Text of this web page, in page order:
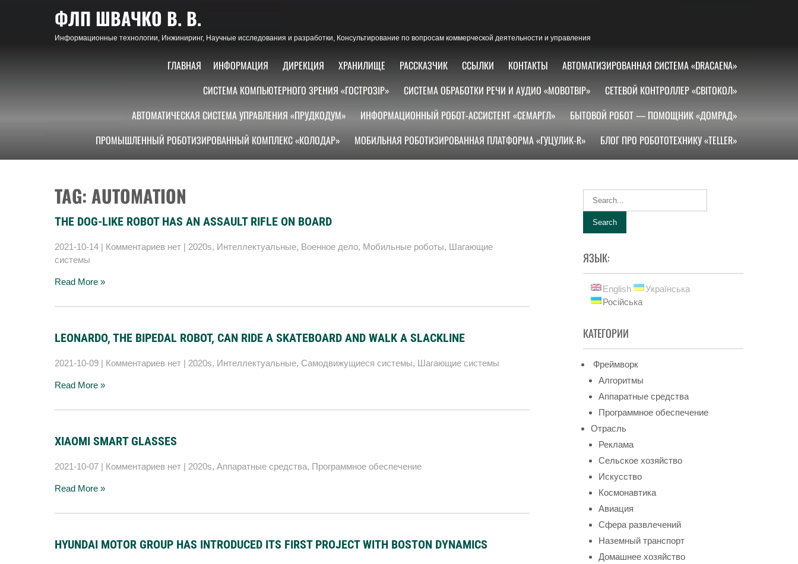
ФЛП ШВАЧКО В. В.
Информационные технологии, Инжиниринг, Научные исследования и разработки, Консультирование по вопросам коммерческой деятельности и управления
ГЛАВНАЯ ИНФОРМАЦИЯ ДИРЕКЦИЯ ХРАНИЛИЩЕ РАССКАЗЧИК ССЫЛКИ КОНТАКТЫ
АВТОМАТИЗИРОВАННАЯ СИСТЕМА «DRACAENA»
СИСТЕМА КОМПЬЮТЕРНОГО ЗРЕНИЯ «ГОСТРОЗІР»
СИСТЕМА ОБРАБОТКИ РЕЧИ И АУДИО «МОВОТВІР»
СЕТЕВОЙ КОНТРОЛЛЕР «СВІТОКОЛ»
АВТОМАТИЧЕСКАЯ СИСТЕМА УПРАВЛЕНИЯ «ПРУДКОДУМ»
ИНФОРМАЦИОННЫЙ РОБОТ-АССИСТЕНТ «СЕМАРГЛ»
БЫТОВОЙ РОБОТ — ПОМОЩНИК «ДОМРАД»
ПРОМЫШЛЕННЫЙ РОБОТИЗИРОВАННЫЙ КОМПЛЕКС «КОЛОДАР»
МОБИЛЬНАЯ РОБОТИЗИРОВАННАЯ ПЛАТФОРМА «ГУЦУЛИК-R» БЛОГ ПРО РОБОТОТЕХНИКУ «TELLER»
TAG: AUTOMATION
THE DOG-LIKE ROBOT HAS AN ASSAULT RIFLE ON BOARD
2021-10-14 | Комментариев нет | 2020s, Интеллектуальные, Военное дело, Мобильные роботы, Шагающие
системы
Read More »
LEONARDO, THE BIPEDAL ROBOT, CAN RIDE A SKATEBOARD AND WALK A SLACKLINE
2021-10-09 | Комментариев нет | 2020s, Интеллектуальные, Самодвижущиеся системы, Шагающие системы
Read More »
XIAOMI SMART GLASSES
2021-10-07 | Комментариев нет | 2020s, Аппаратные средства, Программное обеспечение
Read More »
HYUNDAI MOTOR GROUP HAS INTRODUCED ITS FIRST PROJECT WITH BOSTON DYNAMICS
ЯЗЫК:
English
Українська
Російська
КАТЕГОРИИ
Фреймворк
Алгоритмы
Аппаратные средства
Программное обеспечение
Отрасль
Реклама
Сельское хозяйство
Искусство
Космонавтика
Авиация
Сфера развлечений
Наземный транспорт
Домашнее хозяйство